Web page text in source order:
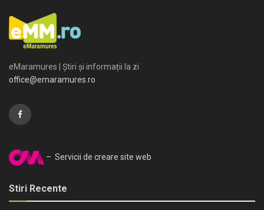
eMaramures | Știri și informații la zi
office@emaramures.ro
– Servicii de creare site web
Stiri Recente